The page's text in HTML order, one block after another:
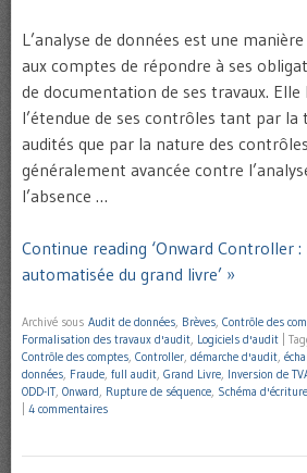
L’analyse de données est une
aux comptes de répondre à ses
de documentation de ses travaux.
l’étendue de ses contrôles tant par la
audités que par la nature des
généralement avancée contre
l’absence …
Continue reading ‘Onward Controller :
automatisée du grand livre’ »
Archivé sous Audit de données Brèves Contrôle des
Formalisation des travaux d'audit Logiciels d'audit
Contrôle des comptes Controller démarche d'audit
données Fraude full audit Grand Livre Inversion de
ODD-IT Onward Rupture de séquence Schéma d'écriture
4 commentaires